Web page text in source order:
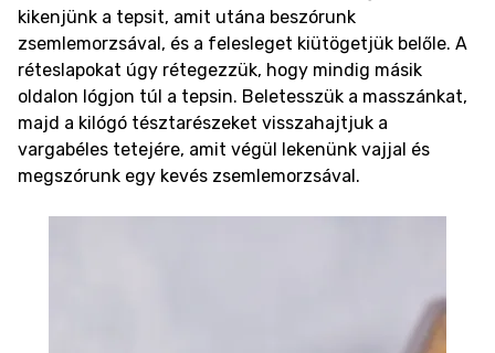
kikenjünk a tepsit, amit utána beszórunk
zsemlemorzsával, és a felesleget kiütögetjük belőle. A
réteslapokat úgy rétegezzük, hogy mindig másik
oldalon lógjon túl a tepsin. Beletesszük a masszánkat,
majd a kilógó tésztarészeket visszahajtjuk a
vargabéles tetejére, amit végül lekenünk vajjal és
megszórunk egy kevés zsemlemorzsával.